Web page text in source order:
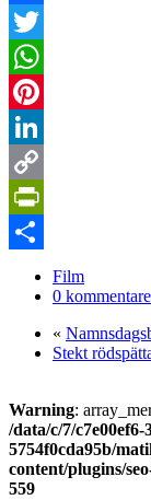
Facebook
Twitter
WhatsApp
Pinterest
LinkedIn
Copy
Link
PrintFriendly
Film
0
«
Stekt
Warning:
/data/c/7/
5754f0cda95b/
content/plugins/
559